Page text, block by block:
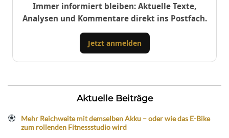
Immer informiert bleiben: Aktuelle Texte,
Analysen und Kommentare direkt ins Postfach.
Jetzt anmelden
Aktuelle Beiträge
Mehr Reichweite mit demselben Akku – oder wie das E-Bike
zum rollenden Fitnessstudio wird